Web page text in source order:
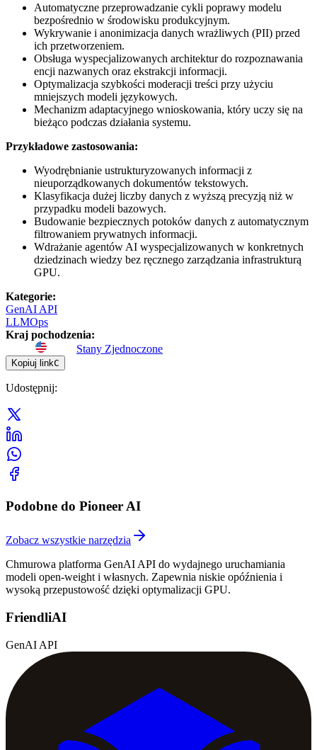
Automatyczne przeprowadzanie cykli poprawy modelu
bezpośrednio w środowisku produkcyjnym.
Wykrywanie i anonimizacja danych wrażliwych (PII) przed
ich przetworzeniem.
Obsługa wyspecjalizowanych architektur do rozpoznawania
encji nazwanych oraz ekstrakcji informacji.
Optymalizacja szybkości moderacji treści przy użyciu
mniejszych modeli językowych.
Mechanizm adaptacyjnego wnioskowania, który uczy się na
bieżąco podczas działania systemu.
Przykładowe zastosowania:
Wyodrębnianie ustrukturyzowanych informacji z
nieuporządkowanych dokumentów tekstowych.
Klasyfikacja dużej liczby danych z wyższą precyzją niż w
przypadku modeli bazowych.
Budowanie bezpiecznych potoków danych z automatycznym
filtrowaniem prywatnych informacji.
Wdrażanie agentów AI wyspecjalizowanych w konkretnych
dziedzinach wiedzy bez ręcznego zarządzania infrastrukturą
GPU.
Kategorie:
GenAI API
LLMOps
Kraj pochodzenia:
Stany Zjednoczone
Kopiuj linkC
Udostępnij:
Podobne do Pioneer AI
Zobacz wszystkie narzędzia
Chmurowa platforma GenAI API do wydajnego uruchamiania
modeli open-weight i własnych. Zapewnia niskie opóźnienia i
wysoką przepustowość dzięki optymalizacji GPU.
FriendliAI
GenAI API